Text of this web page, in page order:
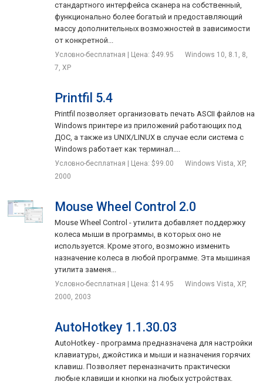
стандартного интерфейса сканера на собственный,
функционально более богатый и предоставляющий
массу дополнительных возможностей в зависимости
от конкретной...
Условно-бесплатная | Цена: $49.95
Windows 10, 8.1, 8,
7, XP
Printfil 5.4
Printfil позволяет организовать печать ASCII файлов на
Windows принтере из приложений работающих под
ДОС, а также из UNIX/LINUX в случае если система с
Windows работает как терминал....
Условно-бесплатная | Цена: $99.00
Windows Vista, XP,
2000
Mouse Wheel Control 2.0
Mouse Wheel Control - утилита добавляет поддержку
колеса мыши в программы, в которых оно не
используется. Кроме этого, возможно изменить
назначение колеса в любой программе. Эта мышиная
утилита заменя...
Условно-бесплатная | Цена: $14.95
Windows Vista, XP,
2000, 2003
AutoHotkey 1.1.30.03
AutoHotkey - программа предназначена для настройки
клавиатуры, джойстика и мыши и назначения горячих
клавиш. Позволяет переназначить практически
любые клавиши и кнопки на любых устройствах.